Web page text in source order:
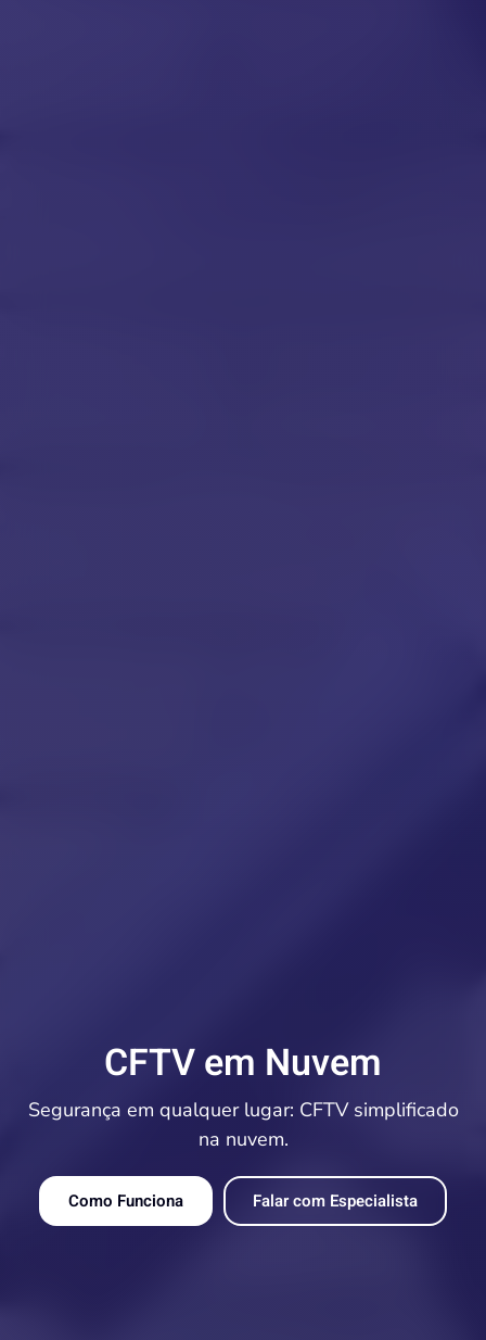
CFTV em Nuvem
Segurança em qualquer lugar: CFTV simplificado
na nuvem.
Como Funciona Falar com Especialista